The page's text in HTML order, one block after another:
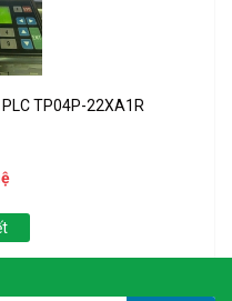
TP04P-22XA1R